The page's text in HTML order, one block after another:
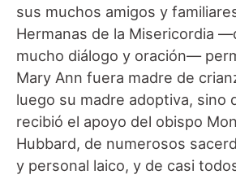
sus muchos amigos y
Hermanas de la Misericordia
mucho diálogo y oración—
Mary Ann fuera madre de
luego su madre adoptiva, sino
recibió el apoyo del obispo
Hubbard, de numerosos
y personal laico, y de casi